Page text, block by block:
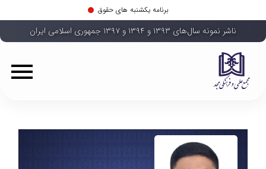
برنامه یکشنبه های حقوق
ناشر نمونه سال‌های ۱۳۹۳ و ۱۳۹۴ و ۱۳۹۷ جمهوری اسلامی ایران